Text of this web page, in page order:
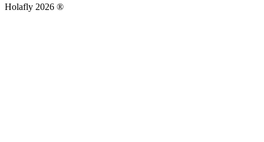
Holafly 2026 ®